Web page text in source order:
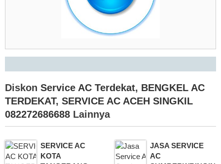
Diskon Service AC Terdekat, BENGKEL AC
TERDEKAT, SERVICE AC ACEH SINGKIL
082272686688 Lainnya
SERVICE AC
KOTA
JASA SERVICE
AC